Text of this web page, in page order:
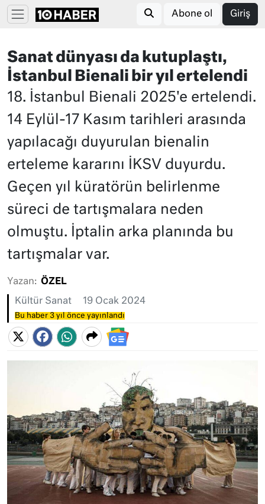
Abone ol Giriş
Sanat dünyası da kutuplaştı,
İstanbul Bienali bir yıl ertelendi
18. İstanbul Bienali 2025'e ertelendi.
14 Eylül-17 Kasım tarihleri arasında
yapılacağı duyurulan bienalin
erteleme kararını İKSV duyurdu.
Geçen yıl küratörün belirlenme
süreci de tartışmalara neden
olmuştu. İptalin arka planında bu
tartışmalar var.
Yazan: ÖZEL
Kültür Sanat 19 Ocak 2024
Bu haber 3 yıl önce yayınlandı